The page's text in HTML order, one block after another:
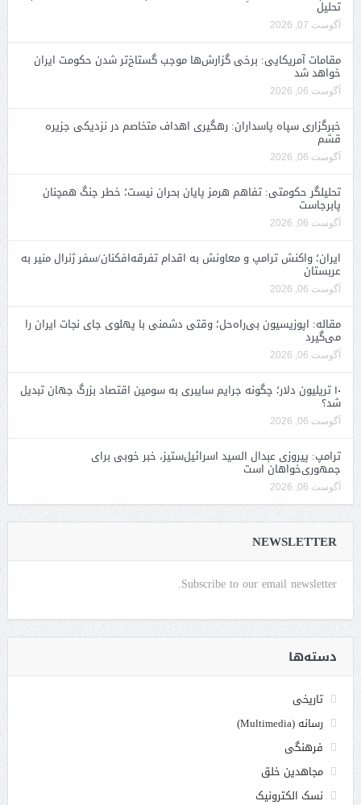
تحلیل
آگوست 07, 2026
مقامات آمریکایی: برخی گزارش‌ها موجب گستاخ‌تر شدن حکومت ایران
خواهد شد
آگوست 06, 2026
خبرگزاری سپاه پاسداران: رهگیری اهداف متخاصم در نزدیکی جزیره
قشم
آگوست 06, 2026
تحلیلگر حکومتی: تفاهم هرمز پایان بحران نیست؛ خطر جنگ همچنان
پابرجاست
آگوست 06, 2026
ایران؛ واکنش ترامپ و معاونش به اقدام تفرقه‌افکنان/سفر ژنرال منیر به
عربستان
آگوست 06, 2026
مقاله: اپوزیسیون بی‌راه‌حل؛ وقتی دشمنی با پهلوی جای نجات ایران را
می‌گیرد
آگوست 06, 2026
۱۰ تریلیون دلار؛ چگونه جرایم سایبری به سومین اقتصاد بزرگ جهان تبدیل
شد؟
آگوست 06, 2026
ترامپ: پیروزی عبدال السید اسرائیل‌ستیز، خبر خوبی برای
جمهوری‌خواهان است
آگوست 06, 2026
NEWSLETTER
Subscribe to our email newsletter.
دسته‌ها
تاریخی
رسانه (Multimedia)
فرهنگی
مجاهدین خلق
نسک الکترونیک